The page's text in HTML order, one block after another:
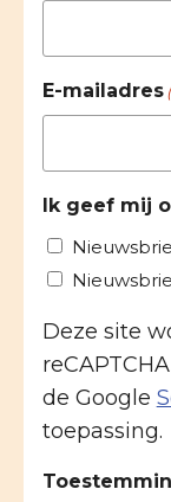
E-mailadres
Ik geef mij
Deze site
de Google
toepassing.